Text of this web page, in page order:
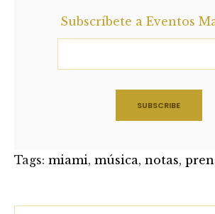
Subscríbete a Eventos
Tags: miami, música, notas,